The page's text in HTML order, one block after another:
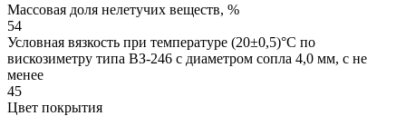
Массовая доля нелетучих веществ, %
54
Условная вязкость при температуре (20±0,5)°С по
вискозиметру типа ВЗ-246 с диаметром сопла 4,0 мм, с не
менее
45
Цвет покрытия